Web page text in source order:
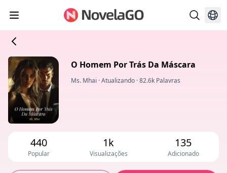
O Homem Por Trás Da Máscara
Ms. Mhai ·Atualizando ·82.6k Palavras
440
Popular
1k
Visualizações
135
Adicionado